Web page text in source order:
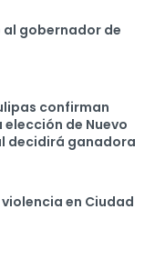
al gobernador de
confirman
de Nuevo
decidirá ganadora
en Ciudad